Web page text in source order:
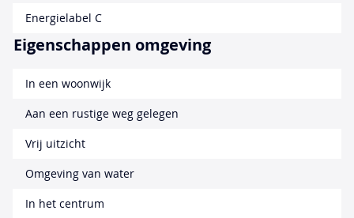
Energielabel C
Eigenschappen omgeving
In een woonwijk
Aan een rustige weg gelegen
Vrij uitzicht
Omgeving van water
In het centrum